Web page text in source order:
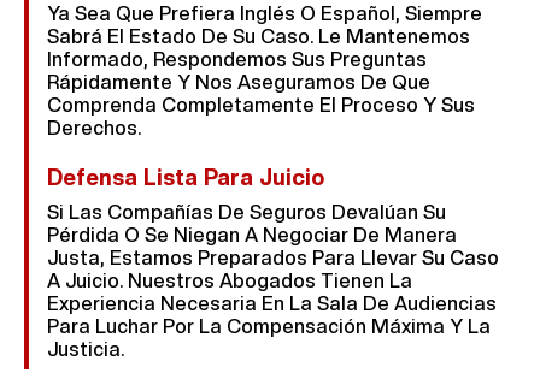
Ya Sea Que Prefiera Inglés O Español, Siempre
Sabrá El Estado De Su Caso. Le Mantenemos
Informado, Respondemos Sus Preguntas
Rápidamente Y Nos Aseguramos De Que
Comprenda Completamente El Proceso Y Sus
Derechos.
Defensa Lista Para Juicio
Si Las Compañías De Seguros Devalúan Su
Pérdida O Se Niegan A Negociar De Manera
Justa, Estamos Preparados Para Llevar Su Caso
A Juicio. Nuestros Abogados Tienen La
Experiencia Necesaria En La Sala De Audiencias
Para Luchar Por La Compensación Máxima Y La
Justicia.